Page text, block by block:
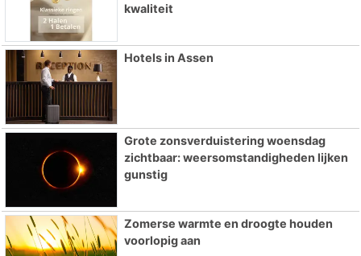
kwaliteit
Hotels in Assen
Grote zonsverduistering woensdag
zichtbaar: weersomstandigheden lijken
gunstig
Zomerse warmte en droogte houden
voorlopig aan